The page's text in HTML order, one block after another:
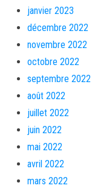
janvier 2023
décembre 2022
novembre 2022
octobre 2022
septembre 2022
août 2022
juillet 2022
juin 2022
mai 2022
avril 2022
mars 2022